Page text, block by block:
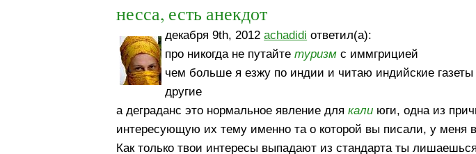
несса, есть анекдот
декабря 9th, 2012achadidi ответил(а):
про никогда не путайтетуризм с иммгрицией
чем больше я езжу по индии и читаю индийские
другие
а деграданс это нормальное явление длякали юги, одна из
интересующую их тему именно та о которой вы писали, у меня
Как только твои интересы выпадают из стандарта ты